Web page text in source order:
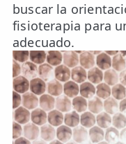
buscar la
fisioterapia para
adecuado.